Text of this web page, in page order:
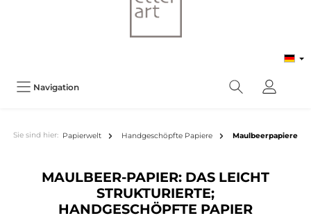
Navigation
Sie sind hier: Papierwelt Handgeschöpfte Papiere Maulbeerpapiere
MAULBEER-PAPIER: DAS LEICHT
STRUKTURIERTE;
HANDGESCHÖPFTE PAPIER